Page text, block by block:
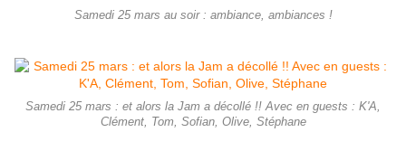
Samedi 25 mars au soir : ambiance, ambiances !
Samedi 25 mars : et alors la Jam a décollé !! Avec en guests : K'A,
Clément, Tom, Sofian, Olive, Stéphane